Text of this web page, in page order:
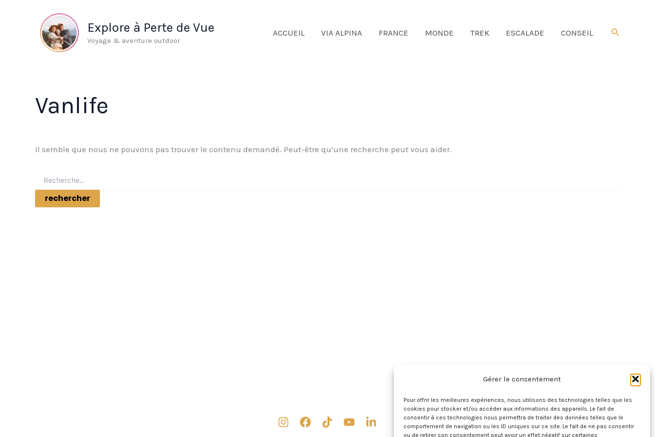
Gérer le consentement
Pour offrir les meilleures expériences, nous utilisons des technologies telles que les
cookies pour stocker et/ou accéder aux informations des appareils. Le fait de
consentir à ces technologies nous permettra de traiter des données telles que le
comportement de navigation ou les ID uniques sur ce site. Le fait de ne pas consentir
ou de retirer son consentement peut avoir un effet négatif sur certaines
Explore à Perte de Vue
Voyage & aventure outdoor
ACCUEIL VIA ALPINA FRANCE MONDE TREK ESCALADE CONSEIL Rechercher
Vanlife
Il semble que nous ne pouvons pas trouver le contenu demandé. Peut-être qu’une recherche peut vous aider.